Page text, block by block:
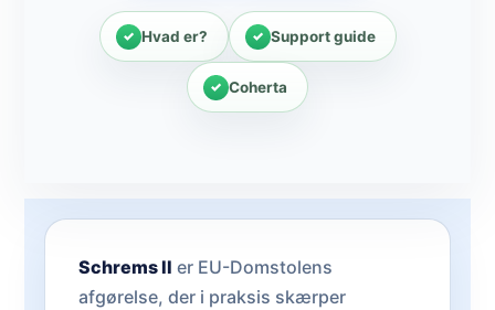
Hvad er? Support guide
Coherta
Schrems II er EU-Domstolens
afgørelse, der i praksis skærper